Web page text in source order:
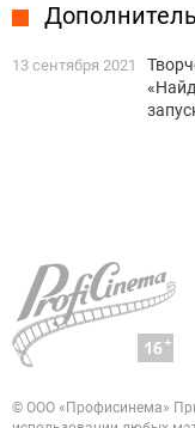
13 сентября 2021
© ООО «Профисинема»